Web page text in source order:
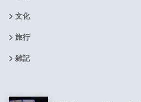
文化
旅行
雑記